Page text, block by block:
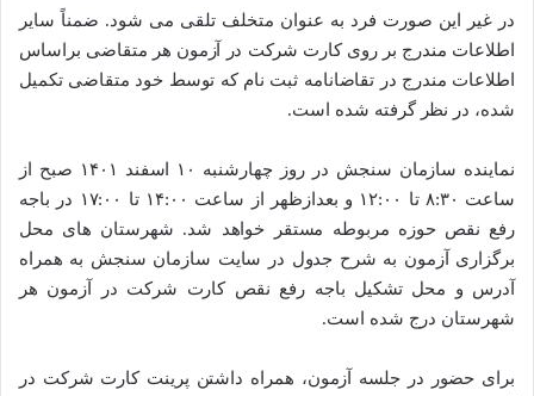
در غیر این صورت فرد به عنوان متخلف تلقی می شود. ضمناً سایر
اطلاعات مندرج بر روی کارت شرکت در آزمون هر متقاضی براساس
اطلاعات مندرج در تقاضانامه ثبت نام که توسط خود متقاضی تکمیل
شده، در نظر گرفته شده است.
نماینده سازمان سنجش در روز چهارشنبه ۱۰ اسفند ۱۴۰۱ صبح از
ساعت ۸:۳۰ تا ۱۲:۰۰ و بعدازظهر از ساعت ۱۴:۰۰ تا ۱۷:۰۰ در باجه
رفع نقص حوزه مربوطه مستقر خواهد شد. شهرستان های محل
برگزاری آزمون به شرح جدول در سایت سازمان سنجش به همراه
آدرس و محل تشکیل باجه رفع نقص کارت شرکت در آزمون هر
شهرستان درج شده است.
برای حضور در جلسه آزمون، همراه داشتن پرینت کارت شرکت در